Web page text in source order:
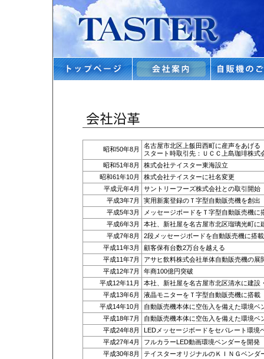
昭和50年8月
名古屋市北区上飯田西町に産声をあげる
スタート時取引先：ＵＣＣ上島珈琲株
昭和51年8月
株式会社テイスター東海設立
昭和61年10月
株式会社テイスターに社名変更
平成元年4月
サントリーフーズ株式会社との取引開始
平成3年7月
実用新案登録のＴ字型自動販売機を創出
平成5年3月
メッセージボードをＴ字型自動販売機に
平成6年3月
本社、新社屋を名古屋市北区瑠璃光町に
平成7年8月
2段メッセージボードを自動販売機に搭載
平成11年3月
顧客保有台数2万台を越える
平成11年7月
アサヒ飲料株式会社単体自動販売機の展
平成12年7月
年商100億円突破
平成12年11月
本社、新社屋を名古屋市北区清水に建設
平成13年6月
液晶モニターをＴ字型自動販売機に搭載
平成14年10月
自動販売機本体に空缶入を備えた環境ベ
平成18年7月
自動販売機本体に空缶入を備えた環境ベ
平成24年8月
LEDメッセージボードをセパレート環境
平成27年4月
フルカラーLED動画環境ベンダーを開発
平成30年8月
テイスターオリジナルのＫＩＮＧベンダ